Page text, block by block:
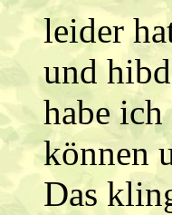
leider
und
habe
können
Das